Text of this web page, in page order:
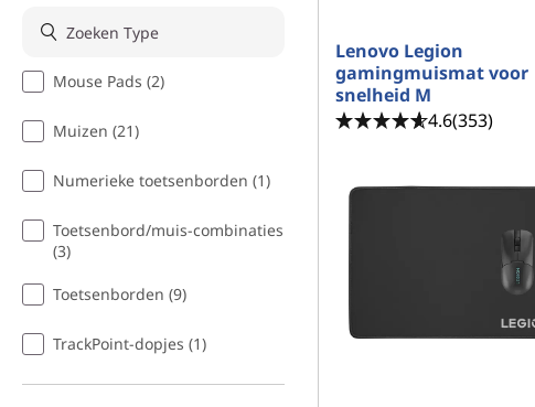
Mouse Pads (2)
Muizen (21)
Numerieke toetsenborden (1)
Toetsenbord/muis-combinaties
(3)
Toetsenborden (9)
TrackPoint-dopjes (1)
Lenovo Legion
gamingmuismat voor
snelheid M
4.6(353)